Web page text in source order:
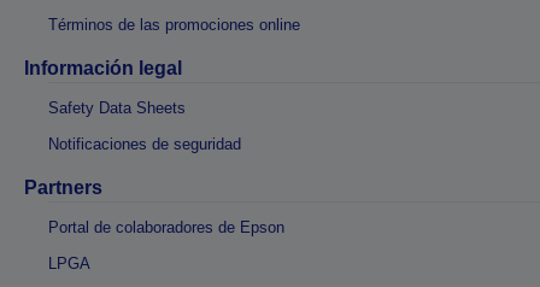
Términos de las promociones online
Información legal
Safety Data Sheets
Notificaciones de seguridad
Partners
Portal de colaboradores de Epson
LPGA